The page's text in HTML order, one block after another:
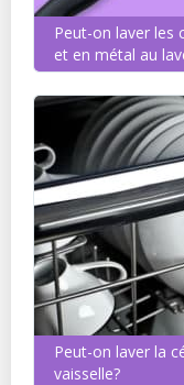
Peut-on laver les
et en métal au
Peut-on laver la
vaisselle?